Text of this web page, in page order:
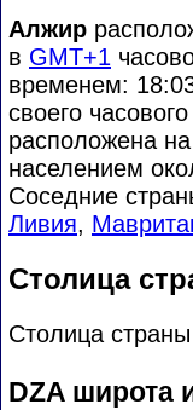
Алжир
в GMT+1
временем:
своего
расположена
населением
Соседние
Ливия,
Столица
Столица
DZA широта